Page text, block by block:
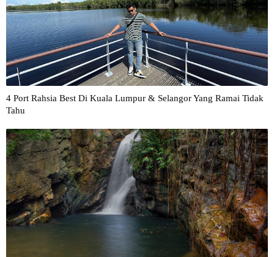
4 Port Rahsia Best Di Kuala Lumpur & Selangor Yang Ramai Tidak
Tahu